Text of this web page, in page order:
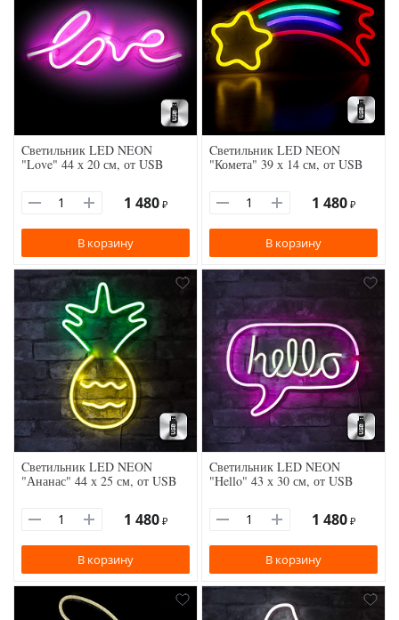
Cветильник LED NEON
"Love" 44 х 20 см, от USB
1 480 ₽
В корзину
Cветильник LED NEON
"Комета" 39 х 14 см, от USB
1 480 ₽
В корзину
Cветильник LED NEON
"Ананас" 44 х 25 см, от USB
1 480 ₽
В корзину
Cветильник LED NEON
"Hello" 43 х 30 см, от USB
1 480 ₽
В корзину